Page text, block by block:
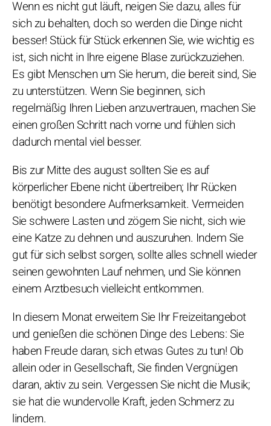
Wenn es nicht gut läuft, neigen Sie dazu, alles für
sich zu behalten, doch so werden die Dinge nicht
besser! Stück für Stück erkennen Sie, wie wichtig es
ist, sich nicht in Ihre eigene Blase zurückzuziehen.
Es gibt Menschen um Sie herum, die bereit sind, Sie
zu unterstützen. Wenn Sie beginnen, sich
regelmäßig Ihren Lieben anzuvertrauen, machen Sie
einen großen Schritt nach vorne und fühlen sich
dadurch mental viel besser.
Bis zur Mitte des august sollten Sie es auf
körperlicher Ebene nicht übertreiben; Ihr Rücken
benötigt besondere Aufmerksamkeit. Vermeiden
Sie schwere Lasten und zögern Sie nicht, sich wie
eine Katze zu dehnen und auszuruhen. Indem Sie
gut für sich selbst sorgen, sollte alles schnell wieder
seinen gewohnten Lauf nehmen, und Sie können
einem Arztbesuch vielleicht entkommen.
In diesem Monat erweitern Sie Ihr Freizeitangebot
und genießen die schönen Dinge des Lebens: Sie
haben Freude daran, sich etwas Gutes zu tun! Ob
allein oder in Gesellschaft, Sie finden Vergnügen
daran, aktiv zu sein. Vergessen Sie nicht die Musik;
sie hat die wundervolle Kraft, jeden Schmerz zu
lindern.